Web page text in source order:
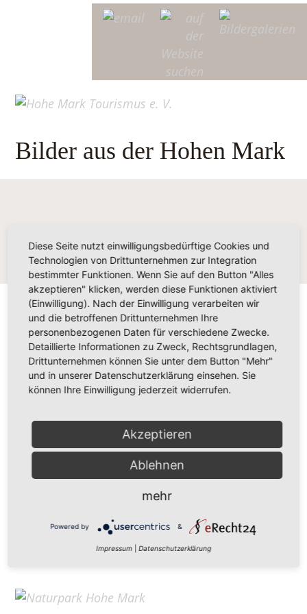
Bilder aus der Hohen Mark
Hohe Mark Tourismus e. V.
Redderstraße 421,45711 Datteln
Fon: +49 (0)2363 377 0
info@hohe-mark-tourismus.de
Datenschutz
Home
Diese Seite nutzt einwilligungsbedürftige Cookies und
Technologien von Drittunternehmen zur Integration
bestimmter Funktionen. Wenn Sie auf den Button "Alles
akzeptieren" klicken, werden diese Funktionen aktiviert
(Einwilligung). Nach der Einwilligung verarbeiten wir
und die betroffenen Drittunternehmen Ihre
personenbezogenen Daten für verschiedene Zwecke.
Detaillierte Informationen zu Zweck, Rechtsgrundlagen,
Drittunternehmen können Sie unter dem Button "Mehr"
und in unserer Datenschutzerklärung einsehen. Sie
können Ihre Einwilligung jederzeit widerrufen.
Akzeptieren
Ablehnen
mehr
Powered by &
Impressum Datenschutzerklärung